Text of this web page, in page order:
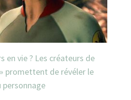
en vie ? Les créateurs de
promettent de révéler le